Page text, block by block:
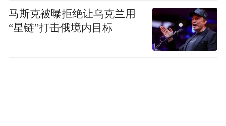
查破案工作。此外，还主动出击，派出精干
人员打入敌人内部搜集情报；收集土匪、恶
霸的作恶罪证，集中力量抓捕。这一系列举
马斯克被曝拒绝让乌克兰用
“星链”打击俄境内目标